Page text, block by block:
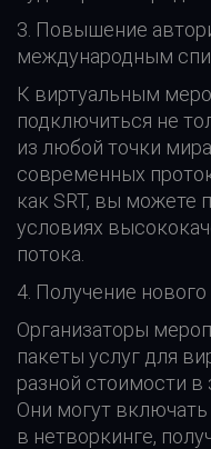
3. Повышение
международным
К виртуальным
подключиться не
из любой точки
современных
как SRT, вы можете
условиях
потока.
4. Получение
Организаторы
пакеты услуг для
разной стоимости в
Они могут
в нетворкинге,